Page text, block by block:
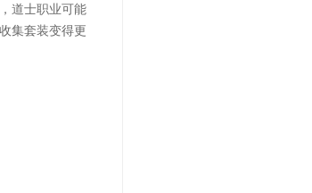
道士职业可能
集套装变得更